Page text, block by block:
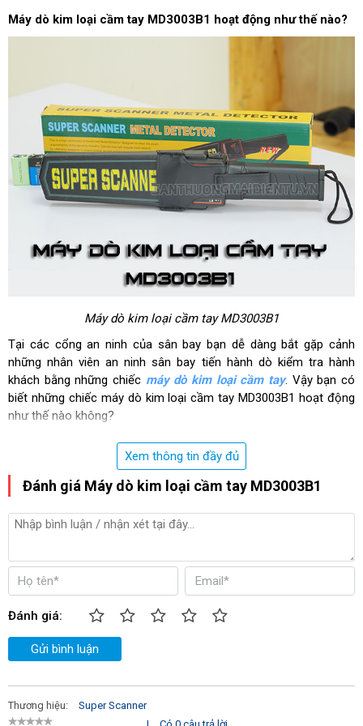
Máy dò kim loại cầm tay MD3003B1 hoạt động như thế nào?
Máy dò kim loại cầm tay MD3003B1
Tại các cổng an ninh của sân bay bạn dễ dàng bắt gặp cảnh
những nhân viên an ninh sân bay tiến hành dò kiểm tra hành
khách bằng những chiếc máy dò kim loại cầm tay. Vậy bạn có
biết những chiếc máy dò kim loại cầm tay MD3003B1 hoạt động
như thế nào không?
Cũng như những chiếc máy dò cầm tay khác, MD3003B1 được
trang bị hai cuộn dây thu và phát. Cuộn dây phát sau khi nhận
dòng điện đi qua sẽ tạo ra trường điện từ cảm ứng phát ra môi
trường. Cuộn dây thu sẽ thu trường cảm ứng trong phạm vi
không gian dò tìm hiệu dụng của đầu dò. Nếu không có dị vật kim
loại, thì cuộn dây thu chỉ có thể thu được trường bình thường.
động do sự dẫn điện của kim loại. Lúc này máy sẽ phát hiện
thông báo về sự hiện diện của kim loại thông qua đèn báo và âm
Xem thông tin đầy đủ
Đánh giá Máy dò kim loại cầm tay MD3003B1
Đánh giá:
Gửi bình luận
Thương hiệu:
Super Scanner